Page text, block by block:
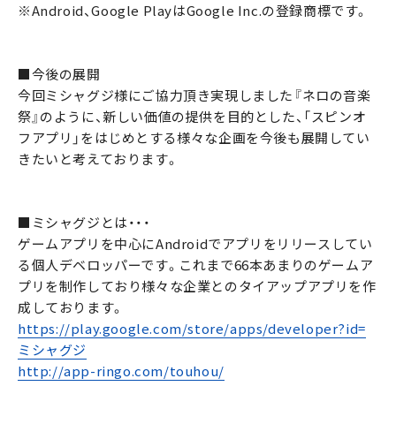
※Android、Google PlayはGoogle Inc.の登録商標です。
■今後の展開
今回ミシャグジ様にご協力頂き実現しました『ネロの音楽
祭』のように、新しい価値の提供を目的とした、「スピンオ
フアプリ」をはじめとする様々な企画を今後も展開してい
きたいと考えております。
■ミシャグジとは・・・
ゲームアプリを中心にAndroidでアプリをリリースしてい
る個人デベロッパーです。これまで66本あまりのゲームア
プリを制作しており様々な企業とのタイアップアプリを作
成しております。
https://play.google.com/store/apps/developer?id=
ミシャグジ
http://app-ringo.com/touhou/